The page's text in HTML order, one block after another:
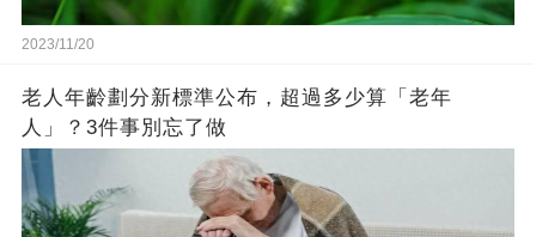
2023/11/20
老人年齡劃分新標準公布，超過多少算「老年
人」？3件事別忘了做